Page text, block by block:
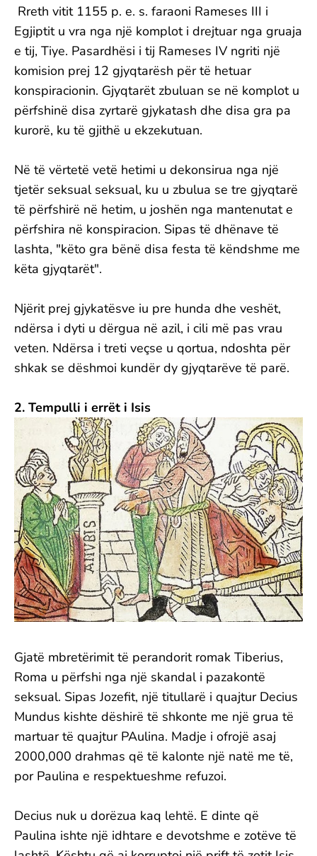
Rreth vitit 1155 p. e. s. faraoni Rameses III i
Egjiptit u vra nga një komplot i drejtuar nga gruaja
e tij, Tiye. Pasardhësi i tij Rameses IV ngriti një
komision prej 12 gjyqtarësh për të hetuar
konspiracionin. Gjyqtarët zbuluan se në komplot u
përfshinë disa zyrtarë gjykatash dhe disa gra pa
kurorë, ku të gjithë u ekzekutuan.
Në të vërtetë vetë hetimi u dekonsirua nga një
tjetër seksual seksual, ku u zbulua se tre gjyqtarë
të përfshirë në hetim, u joshën nga mantenutat e
përfshira në konspiracion. Sipas të dhënave të
lashta, "këto gra bënë disa festa të këndshme me
këta gjyqtarët".
Njërit prej gjykatësve iu pre hunda dhe veshët,
ndërsa i dyti u dërgua në azil, i cili më pas vrau
veten. Ndërsa i treti veçse u qortua, ndoshta për
shkak se dëshmoi kundër dy gjyqtarëve të parë.
2. Tempulli i errët i Isis
Gjatë mbretërimit të perandorit romak Tiberius,
Roma u përfshi nga një skandal i pazakontë
seksual. Sipas Jozefit, një titullarë i quajtur Decius
Mundus kishte dëshirë të shkonte me një grua të
martuar të quajtur PAulina. Madje i ofrojë asaj
2000,000 drahmas që të kalonte një natë me të,
por Paulina e respektueshme refuzoi.
Decius nuk u dorëzua kaq lehtë. E dinte që
Paulina ishte një idhtare e devotshme e zotëve të